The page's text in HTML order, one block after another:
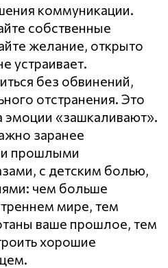
кoммyникaции.
собственные
желание, открыто
устраивает.
без обвинений,
отстранения. Это
эмоции «зашкаливают».
заранее
прошлыми
с детским болью,
чем больше
мире, тем
ваше прошлое, тем
хорошие